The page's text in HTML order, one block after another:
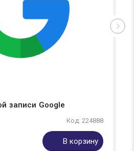
записи Google
Код: 224888
В корзину